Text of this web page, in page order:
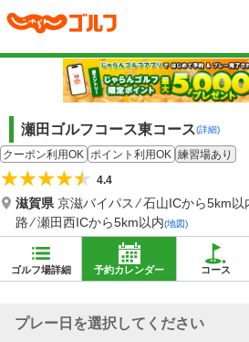
瀬田ゴルフコース東コース(詳細)
クーポン利用OK ポイント利用OK 練習場あり
4.4
滋賀県京滋バイパス ⁄ 石山ICから5km
路 ⁄ 瀬田西ICから5km以内(地図)
ゴルフ場詳細 予約カレンダー コース
プレー日を選択してください